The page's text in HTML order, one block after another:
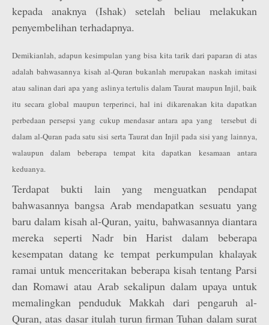
kepada anaknya (Ishak) setelah beliau melakukan
penyembelihan terhadapnya.
Demikianlah, adapun kesimpulan yang bisa kita tarik dari paparan di atas
adalah bahwasannya kisah al-Quran bukanlah merupakan naskah imitasi
atau salinan dari apa yang aslinya tertulis dalam Taurat maupun Injil, baik
itu secara global maupun terperinci, hal ini dikarenakan kita dapatkan
perbedaan persepsi yang cukup mendasar antara apa yang tersebut di
dalam al-Quran pada satu sisi serta Taurat dan Injil pada sisi yang lainnya,
walaupun dalam beberapa tempat kita dapatkan kesamaan antara
keduanya.
Terdapat bukti lain yang menguatkan pendapat
bahwasannya bangsa Arab mendapatkan sesuatu yang
baru dalam kisah al-Quran, yaitu, bahwasannya diantara
mereka seperti Nadr bin Harist dalam beberapa
kesempatan datang ke tempat perkumpulan khalayak
ramai untuk menceritakan beberapa kisah tentang Parsi
dan Romawi atau Arab sekalipun dalam upaya untuk
memalingkan penduduk Makkah dari pengaruh al-
Quran, atas dasar itulah turun firman Tuhan dalam surat